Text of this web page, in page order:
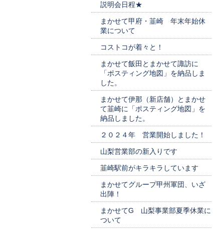
説明会日程★
まかせて甲府・韮崎 年末年始休
業について
コストコが着々と！
まかせて飯田とまかせて諏訪に
「ポスティング地図」を納品しま
した。
まかせて伊那（新店舗）とまかせ
て韮崎に「ポスティング地図」を
納品しました。
２０２４年 営業開始しました！
山梨営業部の新入りです
韮崎駅前がキラキラしています
まかせてグループ甲州軍団、いざ
出陣！
まかせてG 山梨事業部夏季休業に
ついて